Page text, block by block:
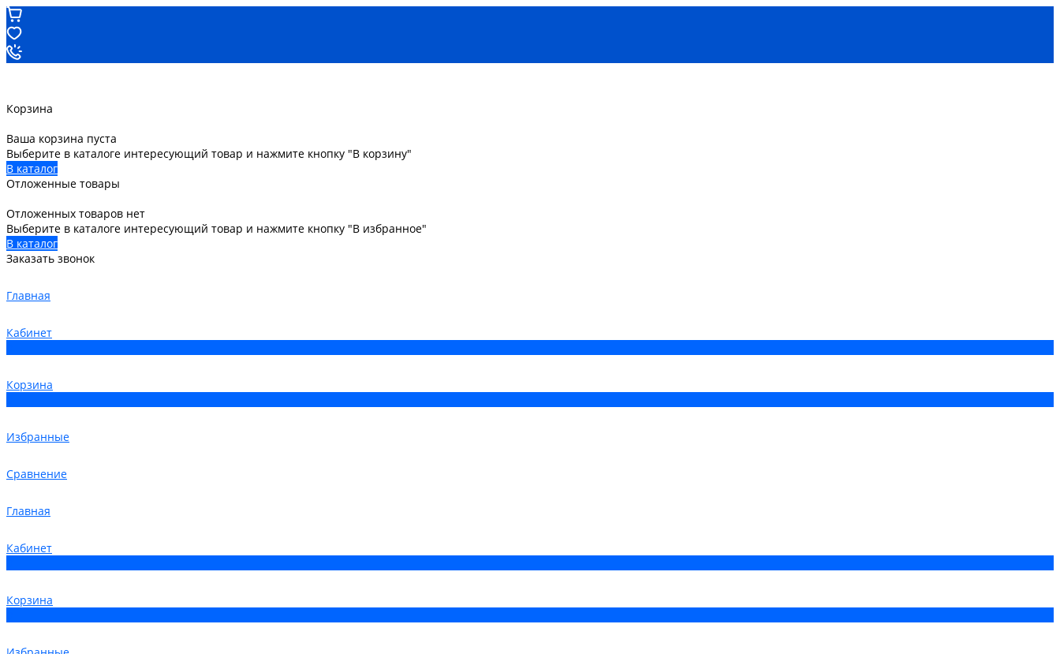
Корзина
Ваша корзина пуста
Выберите в каталоге интересующий товар и нажмите кнопку "В корзину"
В каталог
Отложенные товары
Отложенных товаров нет
Выберите в каталоге интересующий товар и нажмите кнопку "В избранное"
В каталог
Заказать звонок
Главная
Кабинет
Корзина
Избранные
Сравнение
Главная
Кабинет
Корзина